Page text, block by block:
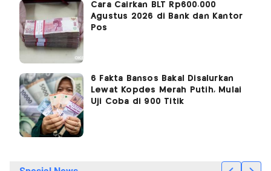
Cara Cairkan BLT Rp600.000
Agustus 2026 di Bank dan Kantor
Pos
6 Fakta Bansos Bakal Disalurkan
Lewat Kopdes Merah Putih, Mulai
Uji Coba di 900 Titik